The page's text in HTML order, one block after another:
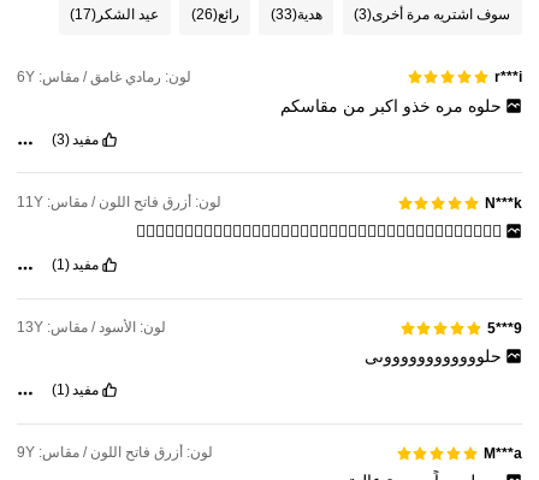
سوف اشتريه مرة أخرى(3) هدية(33) رائع(26) عيد الشكر (17)
r***i لون: رمادي غامق / مقاس: 6Y
حلوه مره خذو اكبر من مقاسكم
مفيد(3)
N***k لون: أزرق فاتح اللون / مقاس: 11Y
👍🏼👍🏼👍🏼👍🏼👍🏼👍🏼👍🏼👍🏼👍🏼👍🏼👍🏼👍🏼👍🏼👍🏼👍🏼👍🏼👍🏼👍🏼👍🏼
مفيد(1)
9***5 لون: الأسود / مقاس: 13Y
حلووووووووووووىى
مفيد(1)
M***a لون: أزرق فاتح اللون / مقاس: 9Y